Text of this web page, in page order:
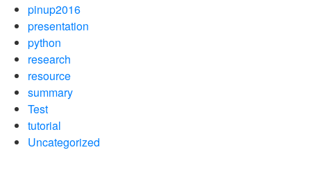
pinup2016
presentation
python
research
resource
summary
Test
tutorial
Uncategorized